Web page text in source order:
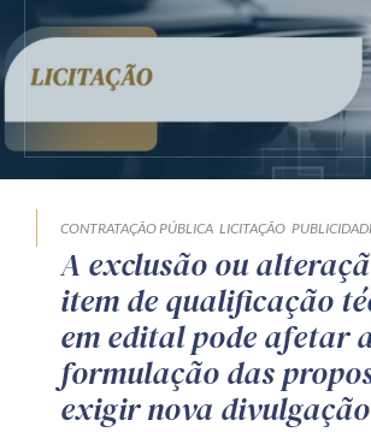
CONTRATAÇÃO PÚBLICA LICITAÇÃO
A exclusão ou
item de qualificação
em edital pode afetar
formulação das
exigir nova